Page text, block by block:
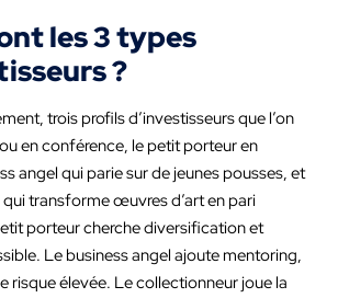
les 3 types
?
trois profils d’investisseurs que l’on
en conférence, le petit porteur en
angel qui parie sur de jeunes pousses, et
transforme œuvres d’art en pari
porteur cherche diversification et
Le business angel ajoute mentoring,
risque élevée. Le collectionneur joue la